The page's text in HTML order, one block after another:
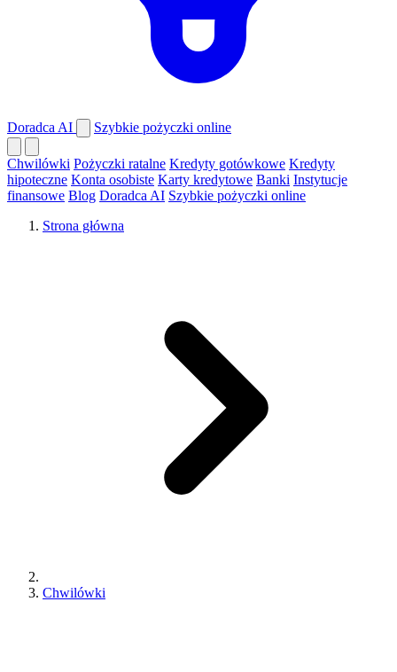
Doradca AI Szybkie pożyczki online
Chwilówki Pożyczki ratalne Kredyty gotówkowe Kredyty
hipoteczne Konta osobiste Karty kredytowe Banki Instytucje
finansowe Blog Doradca AI Szybkie pożyczki online
Strona główna
Chwilówki